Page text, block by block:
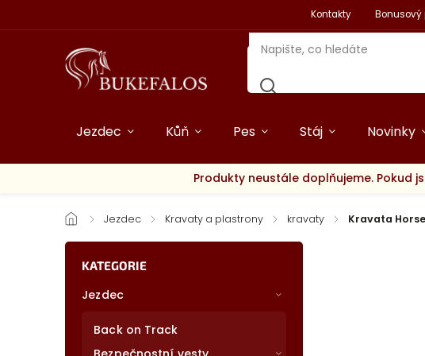
Kontakty Bonusový
Jezdec Kůň Pes Stáj Novinky
Produkty neustále doplňujeme. Pokud
/ Jezdec / Kravaty a plastrony / kravaty / Kravata
KATEGORIE
Jezdec
Back on Track